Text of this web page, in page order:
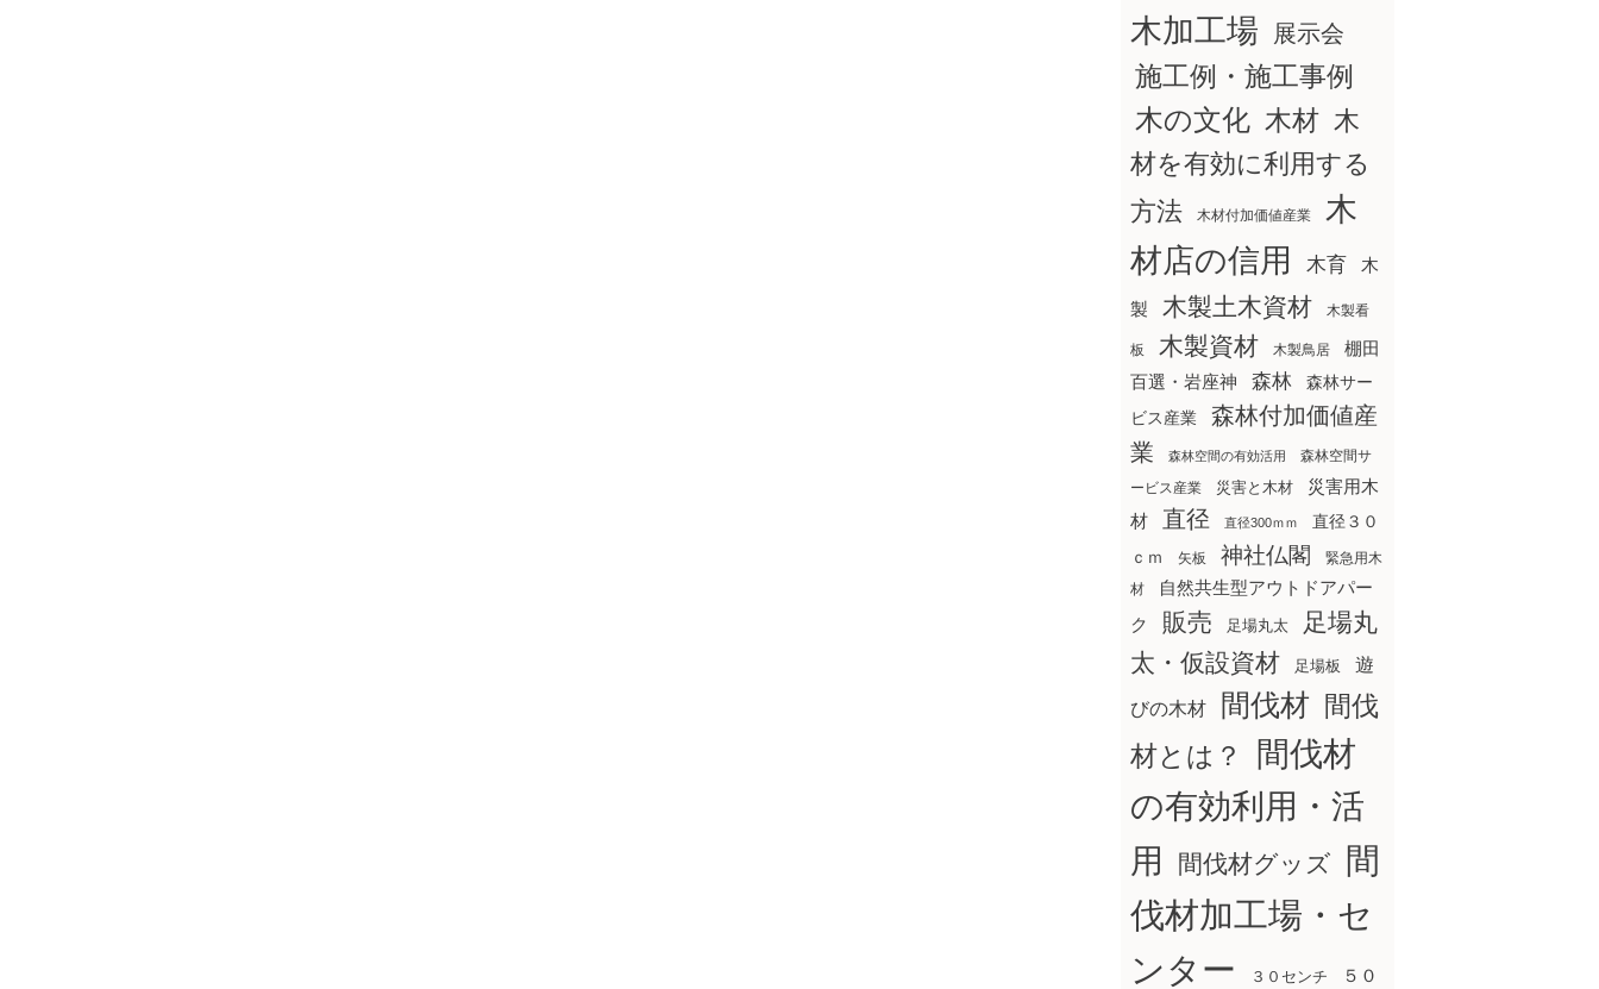
木加工場
展示会
施工例・施工事例
木の文化 木材 木
材を有効に利用する
方法
木材付加価値産業
木
材店の信用
木育 木
製 木製土木資材 木製看
板 木製資材 木製鳥居
棚田
百選・岩座神
森林
森林サー
ビス産業
森林付加価値産
業
森林空間の有効活用
森林空間サ
ービス産業
災害と木材
災害用木
材
直径 直径300ｍｍ
直径３０
ｃｍ
矢板 神社仏閣
緊急用木
材
自然共生型アウトドアパー
ク
販売 足場丸太
足場丸
太・仮設資材
足場板 遊
びの木材 間伐材 間伐
材とは？
間伐材
の有効利用・活
用
間伐材グッズ
間
伐材加工場・セ
ンター
３０センチ ５０